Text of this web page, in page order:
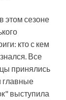
этом сезоне
кто с кем
Все
принялись
главные
выступила